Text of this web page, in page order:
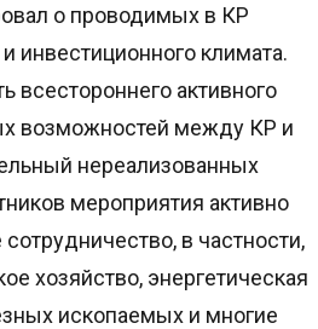
о проводимых в КР
инвестиционного климата.
активного
возможностей между КР и
нереализованных
мероприятия активно
в частности,
хозяйство, энергетическая
ископаемых и многие